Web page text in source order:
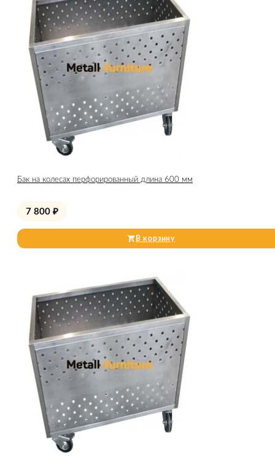
Бак на колесах перфорированный длина 600 мм
7 800 ₽
В корзину